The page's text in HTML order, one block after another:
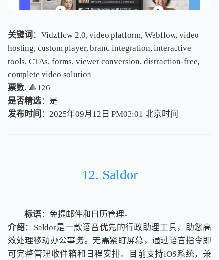
关键词 ：Vidzflow 2.0, video platform, Webflow, video
hosting, custom player, brand integration, interactive
tools, CTAs, forms, viewer conversion, distraction-free,
complete video solution
票数: 🔺126
是否精选：是
发布时间 ：2025年09月12日 PM03:01 北京时间
北京时间
12. Saldor
标语：免提邮件和日历管理。
介绍：Saldor是一款语音优先的行政助理工具，助您高
效处理移动办公事务。无需紧盯屏幕，通过语音指令即
可完整管理收件箱和日程安排。目前支持iOS系统，兼